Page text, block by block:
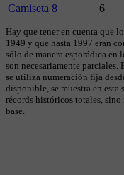
Camiseta 8
6
Hay que tener en cuenta que
1949 y que hasta 1997 eran
sólo de manera esporádica en
son necesariamente parciales.
se utiliza numeración fija
disponible, se muestra en esta
récords históricos totales,
base.